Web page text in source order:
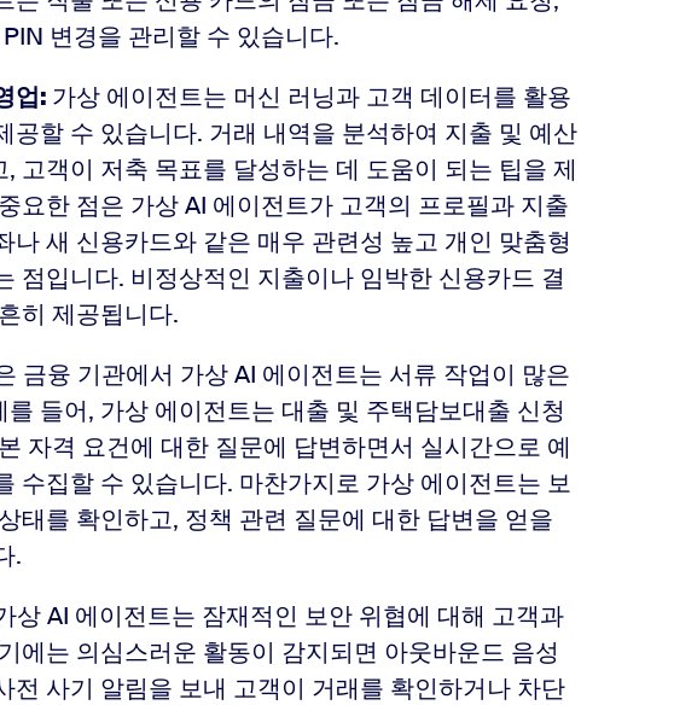
변경을 관리할 수 있습니다.
업: 가상에이전트는 머신 러닝과 고객 데이터를 활용
공할 수 있습니다. 거래 내역을 분석하여 지출 및 예산
고객이 저축 목표를 달성하는 데 도움이 되는 팁을 제
요한 점은 가상 AI 에이전트가 고객의 프로필과 지출
나 새 신용카드와 같은 매우 관련성 높고 개인 맞춤형
점입니다. 비정상적인 지출이나 임박한 신용카드 결
히 제공됩니다.
금융 기관에서 가상 AI 에이전트는 서류 작업이 많은
들어, 가상 에이전트는 대출 및 주택담보대출 신청
자격 요건에 대한 질문에 답변하면서 실시간으로 예
수집할 수 있습니다. 마찬가지로 가상 에이전트는 보
태를 확인하고, 정책 관련 질문에 대한 답변을 얻을
.
상 AI 에이전트는 잠재적인 보안 위협에 대해 고객과
에는 의심스러운 활동이 감지되면 아웃바운드 음성
전 사기 알림을 보내 고객이 거래를 확인하거나 차단